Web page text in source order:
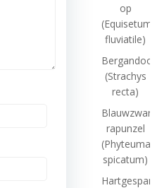
op
(Equisetum
fluviatile)
(Strachys
recta)
rapunzel
(Phyteuma
spicatum)
Hartgespan